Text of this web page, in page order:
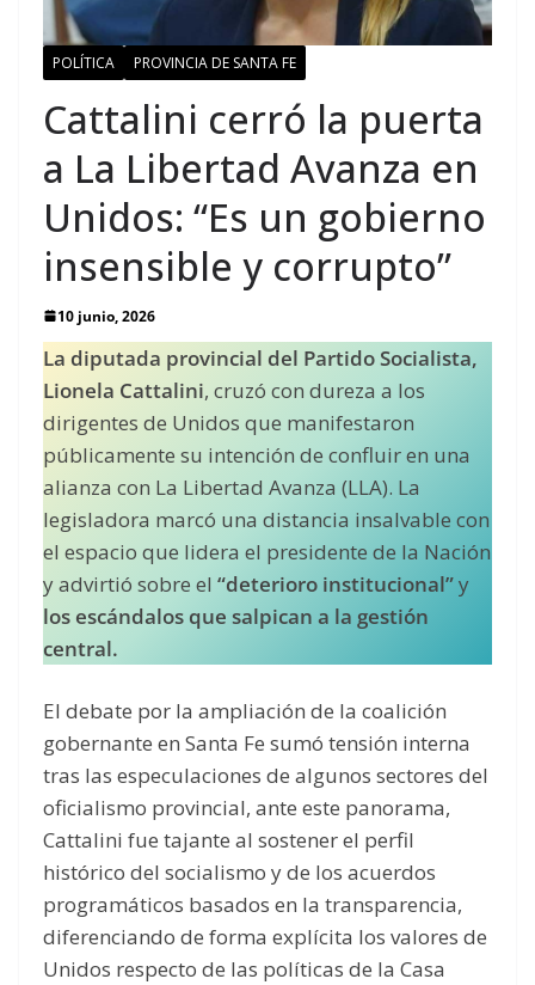
POLÍTICA PROVINCIA DE SANTA FE
Cattalini cerró la puerta
a La Libertad Avanza en
Unidos: “Es un gobierno
insensible y corrupto”
10 junio, 2026
La diputada provincial del Partido Socialista,
Lionela Cattalini, cruzó con dureza a los
dirigentes de Unidos que manifestaron
públicamente su intención de confluir en una
alianza con La Libertad Avanza (LLA). La
legisladora marcó una distancia insalvable con
el espacio que lidera el presidente de la Nación
y advirtió sobre el “deterioro institucional”y
los escándalos que salpican a la gestión
central.
El debate por la ampliación de la coalición
gobernante en Santa Fe sumó tensión interna
tras las especulaciones de algunos sectores del
oficialismo provincial, ante este panorama,
Cattalini fue tajante al sostener el perfil
histórico del socialismo y de los acuerdos
programáticos basados en la transparencia,
diferenciando de forma explícita los valores de
Unidos respecto de las políticas de la Casa